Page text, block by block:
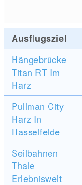
Ausflugsziel
Hängebrücke
Titan RT Im
Harz
Pullman City
Harz In
Hasselfelde
Seilbahnen
Thale
Erlebniswelt